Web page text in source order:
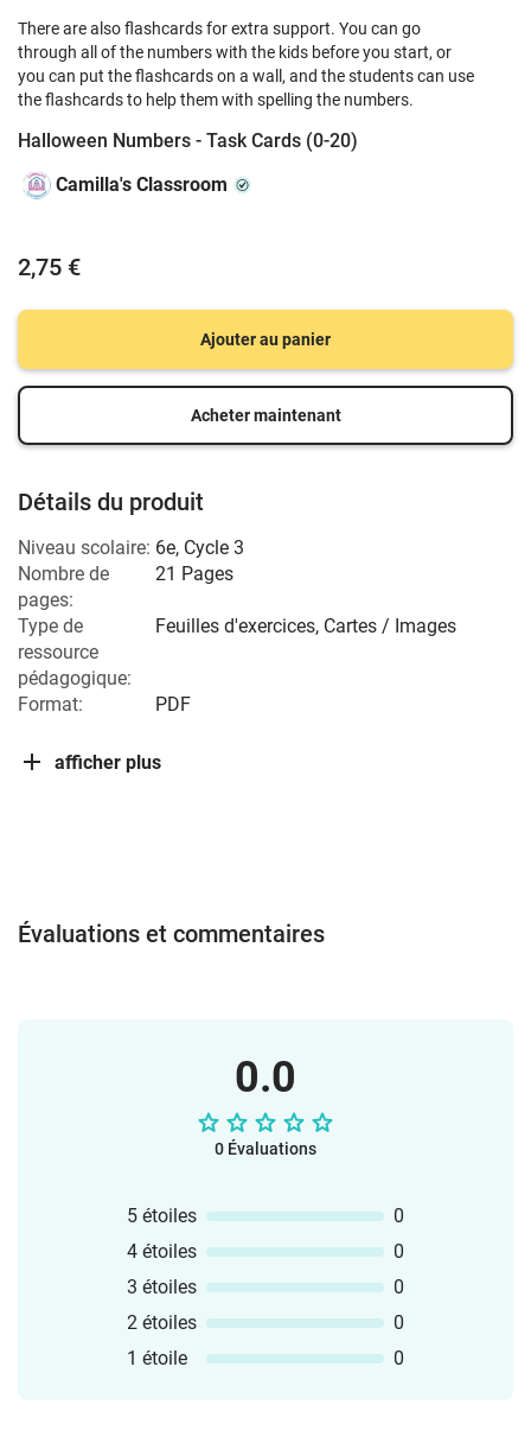
There are also flashcards for extra support. You can go
through all of the numbers with the kids before you start, or
you can put the flashcards on a wall, and the students can use
the flashcards to help them with spelling the numbers.
Halloween Numbers - Task Cards (0-20)
Camilla's Classroom
2,75 €
Ajouter au panier
Acheter maintenant
Détails du produit
Niveau scolaire: 6e, Cycle 3
Nombre de
pages:
21 Pages
Type de
ressource
pédagogique:
Feuilles d'exercices, Cartes / Images
Format: PDF
afficher plus
Évaluations et commentaires
0.0
0 Évaluations
5 étoiles
0
4 étoiles
0
3 étoiles
0
2 étoiles
0
1 étoile
0